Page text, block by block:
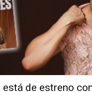
de estreno